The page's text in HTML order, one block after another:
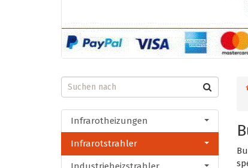
Infrarotheizungen
Infrarotstrahler